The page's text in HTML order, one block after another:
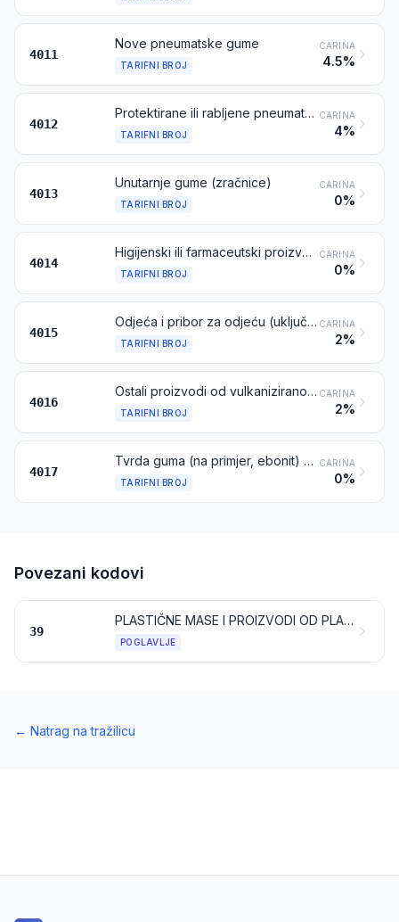
4011
Nove pneumatske gume
TARIFNI BROJ
CARINA
4.5%
4012
Protektirane ili rabljene pneumatske gume; pune gume ili gume sa zračnim komorama, protektori (gazni sloj) i štitnici, od gume
TARIFNI BROJ
CARINA
4%
4013
Unutarnje gume (zračnice)
TARIFNI BROJ
CARINA
0%
4014
Higijenski ili farmaceutski proizvodi (uključujući dude), od vulkaniziranog kaučuka (gume), osim od tvrde gume, sa ili bez pribora od tvrde gume
TARIFNI BROJ
CARINA
0%
4015
Odjeća i pribor za odjeću (uključujući rukavice s prstima, rukavice s jednim prstom i rukavice bez prstiju), za sve namjene, od vulkaniziranog kaučuka (gume), osim od tvrde gume
TARIFNI BROJ
CARINA
2%
4016
Ostali proizvodi od vulkaniziranog kaučuka (gume), osim od tvrde gume
TARIFNI BROJ
CARINA
2%
4017
Tvrda guma (na primjer, ebonit) u svim oblicima, uključujući otpatke i lomljevinu; proizvodi od tvrde gume
TARIFNI BROJ
CARINA
0%
Povezani kodovi
39
PLASTIČNE MASE I PROIZVODI OD PLASTIČNIH MASA
POGLAVLJE
← Natrag na tražilicu